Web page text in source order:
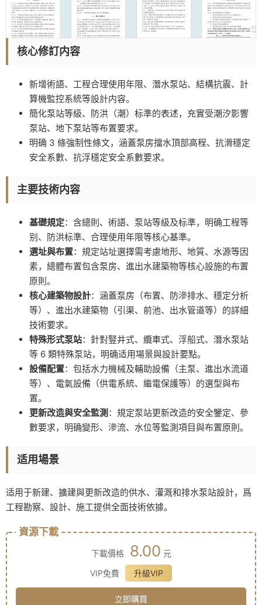
核心修訂内容
新增術語、工程合理使用年限、潛水泵站、結構抗震、計
算機監控系統等設計内容。
簡化泵站等級、防洪（潮）标準的表述，充實受潮汐影響
泵站、地下泵站等布置要求。
明确 3 條強制性條文，涵蓋泵房擋水頂部高程、抗滑穩定
安全系數、抗浮穩定安全系數要求。
主要技術内容
基礎規定：含總則、術語、泵站等級及标準，明确工程等
别、防洪标準、合理使用年限等核心基準。
選址與布置：規定站址選擇需考慮地形、地質、水源等因
素，總體布置包含泵房、進出水建築物等核心設施的布置
原則。
核心建築物設計：涵蓋泵房（布置、防滲排水、穩定分析
等）、進出水建築物（引渠、前池、出水管道等）的詳細
技術要求。
特殊形式泵站：針對豎井式、纜車式、浮船式、潛水泵站
等 6 類特殊泵站，明确适用場景與設計要點。
設備配置：包括水力機械及輔助設備（主泵、進出水流道
等）、電氣設備（供電系統、繼電保護等）的選型與布
置。
更新改造與安全監測 ：規定泵站更新改造的安全鑒定、參
數要求，明确變形、滲流、水位等監測項目與布置原則。
适用場景
适用于新建、擴建與更新改造的供水、灌溉和排水泵站設計，爲
工程勘察、設計、施工提供全面技術依據。
資源下載
下載價格 8.00 元
VIP免費
升級VIP
立即購買